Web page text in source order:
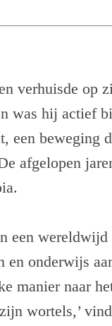
verhuisde op
was hij actief
een beweging
afgelopen
een
en onderwijs
manier naar
wortels,’